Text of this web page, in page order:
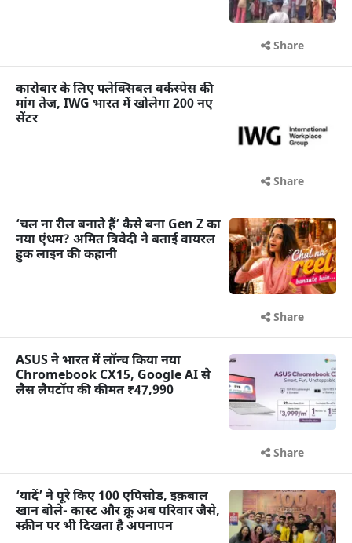
Share
कारोबार के लिए फ्लेक्सिबल वर्कस्पेस की
मांग तेज, IWG भारत में खोलेगा 200 नए
सेंटर
Share
‘चल ना रील बनाते हैं’ कैसे बना Gen Z का
नया एंथम? अमित त्रिवेदी ने बताई वायरल
हुक लाइन की कहानी
Share
ASUS ने भारत में लॉन्च किया नया
Chromebook CX15, Google AI से
लैस लैपटॉप की कीमत ₹47,990
Share
‘यादें’ ने पूरे किए 100 एपिसोड, इक़बाल
खान बोले- कास्ट और क्रू अब परिवार जैसे,
स्क्रीन पर भी दिखता है अपनापन